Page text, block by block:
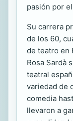
pasión por
Su carrera
de los 60,
de teatro en
Rosa Sardà
teatral
variedad de
comedia
llevaron a